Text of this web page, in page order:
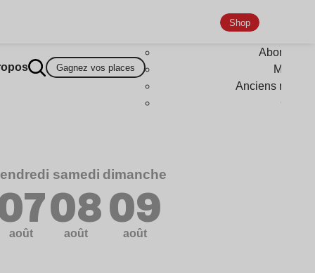
Gagnez vos places
Shop
Anciens
août
samedi
08
août
dimanche
09
août